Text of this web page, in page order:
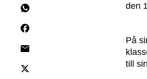
den
På
till